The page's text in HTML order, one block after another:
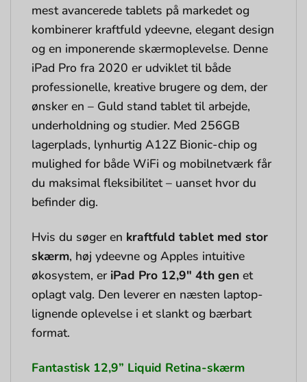
mest avancerede tablets på markedet og
kombinerer kraftfuld ydeevne, elegant design
og en imponerende skærmoplevelse. Denne
iPad Pro fra 2020 er udviklet til både
professionelle, kreative brugere og dem, der
ønsker en – Guld stand tablet til arbejde,
underholdning og studier. Med 256GB
lagerplads, lynhurtig A12Z Bionic-chip og
mulighed for både WiFi og mobilnetværk får
du maksimal fleksibilitet – uanset hvor du
befinder dig.
Hvis du søger en kraftfuld tablet med stor
skærm, høj ydeevne og Apples intuitive
økosystem, er iPad Pro 12,9″ 4th gen et
oplagt valg. Den leverer en næsten laptop-
lignende oplevelse i et slankt og bærbart
format.
Fantastisk 12,9” Liquid Retina-skærm